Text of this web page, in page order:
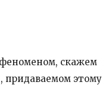
скажем
придаваемом этому